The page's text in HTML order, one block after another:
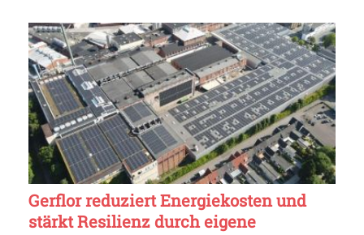
Gerflor reduziert Energiekosten und
stärkt Resilienz durch eigene